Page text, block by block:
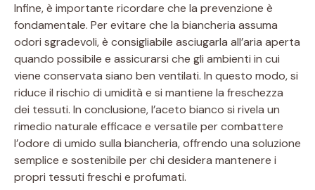
Infine, è importante ricordare che la prevenzione è
fondamentale. Per evitare che la biancheria assuma
odori sgradevoli, è consigliabile asciugarla all’aria aperta
quando possibile e assicurarsi che gli ambienti in cui
viene conservata siano ben ventilati. In questo modo, si
riduce il rischio di umidità e si mantiene la freschezza
dei tessuti. In conclusione, l’aceto bianco si rivela un
rimedio naturale efficace e versatile per combattere
l’odore di umido sulla biancheria, offrendo una soluzione
semplice e sostenibile per chi desidera mantenere i
propri tessuti freschi e profumati.